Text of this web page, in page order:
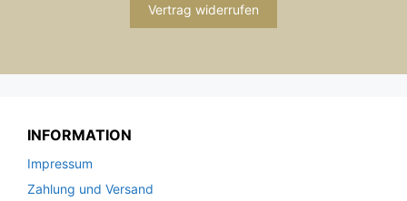
Vertrag widerrufen
INFORMATION
Impressum
Zahlung und Versand